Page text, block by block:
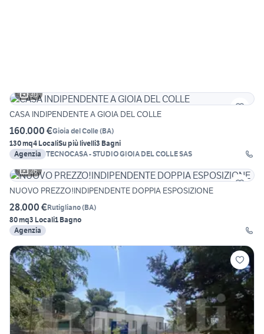
30
CASA INDIPENDENTE A GIOIA DEL COLLE
160.000 €Gioia del Colle(BA)
130 mq4 LocaliSu più livelli3 Bagni
Agenzia TECNOCASA - STUDIO GIOIA DEL COLLE SAS
26
NUOVO PREZZO!INDIPENDENTE DOPPIA ESPOSIZIONE
28.000 €Rutigliano(BA)
80 mq3 Locali1 Bagno
Agenzia